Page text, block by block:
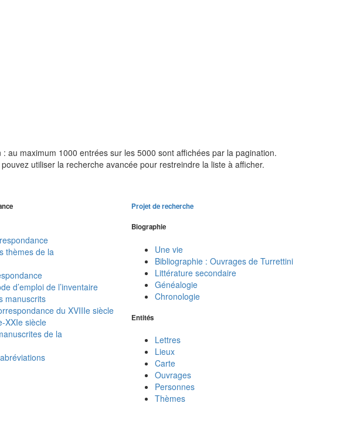
: au maximum 1000 entrées sur les 5000 sont affichées par la pagination.
pouvez utiliser la recherche avancée pour restreindre la liste à afficher.
thèmes de la
d’emploi de l’inventaire
manuscrits
du XVIIIe siècle
XXIe siècle
de la
Projet de recherche
Biographie
Une vie
Bibliographie : Ouvrages de Turrettini
Littérature secondaire
Généalogie
Chronologie
Entités
Lettres
Lieux
Carte
Ouvrages
Personnes
Thèmes